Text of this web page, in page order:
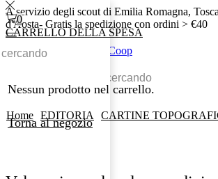
A servizio degli scout di Emilia Romagna,
d'Aosta- Gratis la spedizione con ordini > €40
0
CARRELLO DELLA SPESA
Nessun prodotto nel carrello.
Torna al negozio
Home EDITORIA CARTINE